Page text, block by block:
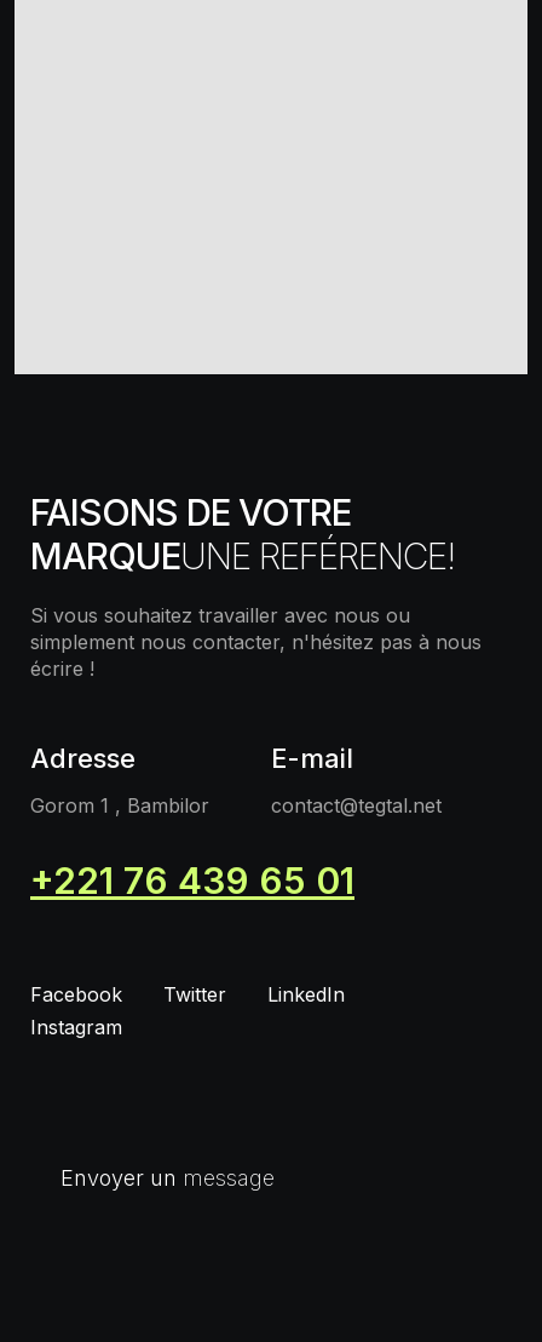
FAISONS DE VOTRE
MARQUEUNE REFÉRENCE!
Si vous souhaitez travailler avec nous ou
simplement nous contacter, n'hésitez pas à nous
écrire !
Adresse
Gorom 1 , Bambilor
E-mail
contact@tegtal.net
+221 76 439 65 01
Facebook Twitter
LinkedIn
Instagram
Envoyer un message